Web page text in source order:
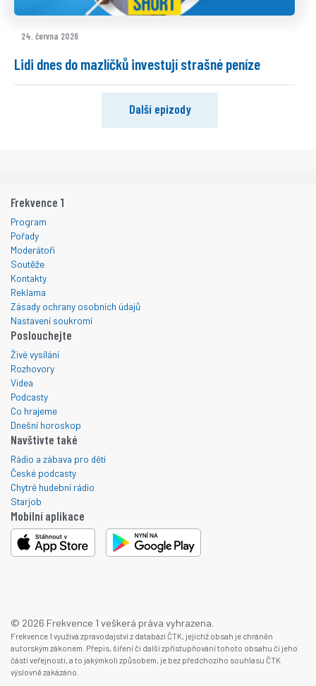
24. června 2026
Lidi dnes do mazlíčků investují strašné peníze
Další epizody
Frekvence 1
Program
Pořady
Moderátoři
Soutěže
Kontakty
Reklama
Zásady ochrany osobních údajů
Nastavení soukromí
Poslouchejte
Živé vysílání
Rozhovory
Videa
Podcasty
Co hrajeme
Dnešní horoskop
Navštivte také
Rádio a zábava pro děti
České podcasty
Chytré hudební rádio
Starjob
Mobilní aplikace
© 2026 Frekvence 1 veškerá práva vyhrazena.
Frekvence 1 využívá zpravodajství z databází ČTK, jejichž obsah je chráněn
autorským zákonem. Přepis, šíření či další zpřístupňování tohoto obsahu či jeho
části veřejnosti, a to jakýmkoli způsobem, je bez předchozího souhlasu ČTK
výslovně zakázáno.